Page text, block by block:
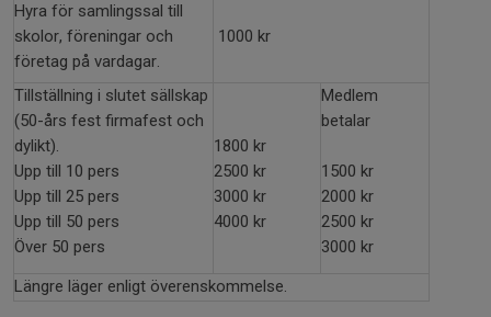
Hyra för samlingssal till
skolor, föreningar och
företag på vardagar.
1000 kr
Tillställning i slutet sällskap
(50-års fest firmafest och
dylikt).
Upp till 10 pers
Upp till 25 pers
Upp till 50 pers
Över 50 pers
1800 kr
2500 kr
3000 kr
4000 kr
Medlem
betalar
1500 kr
2000 kr
2500 kr
3000 kr
Längre läger enligt överenskommelse.